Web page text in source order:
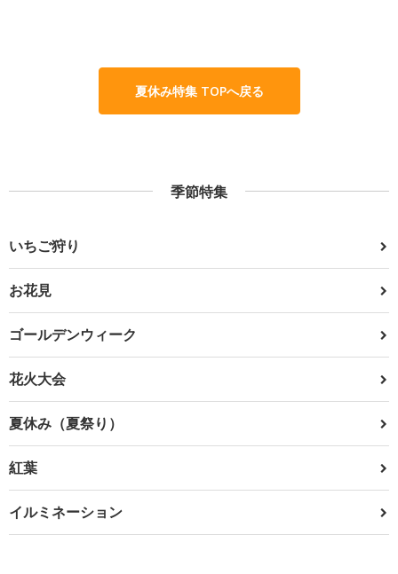
夏休み特集 TOPへ戻る
季節特集
いちご狩り
お花見
ゴールデンウィーク
花火大会
夏休み（夏祭り）
紅葉
イルミネーション